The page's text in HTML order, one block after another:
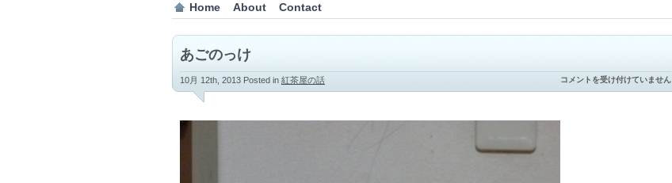
Home About Contact
あごのっけ
10月 12th, 2013 Posted in 紅茶屋の話
あ
ご
け
コメントを受け付けていません